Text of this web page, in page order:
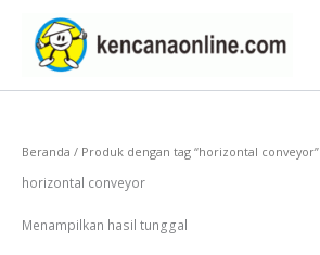
konten
Beranda / Produk dengan tag “horizontal conveyor”
horizontal conveyor
Menampilkan hasil tunggal